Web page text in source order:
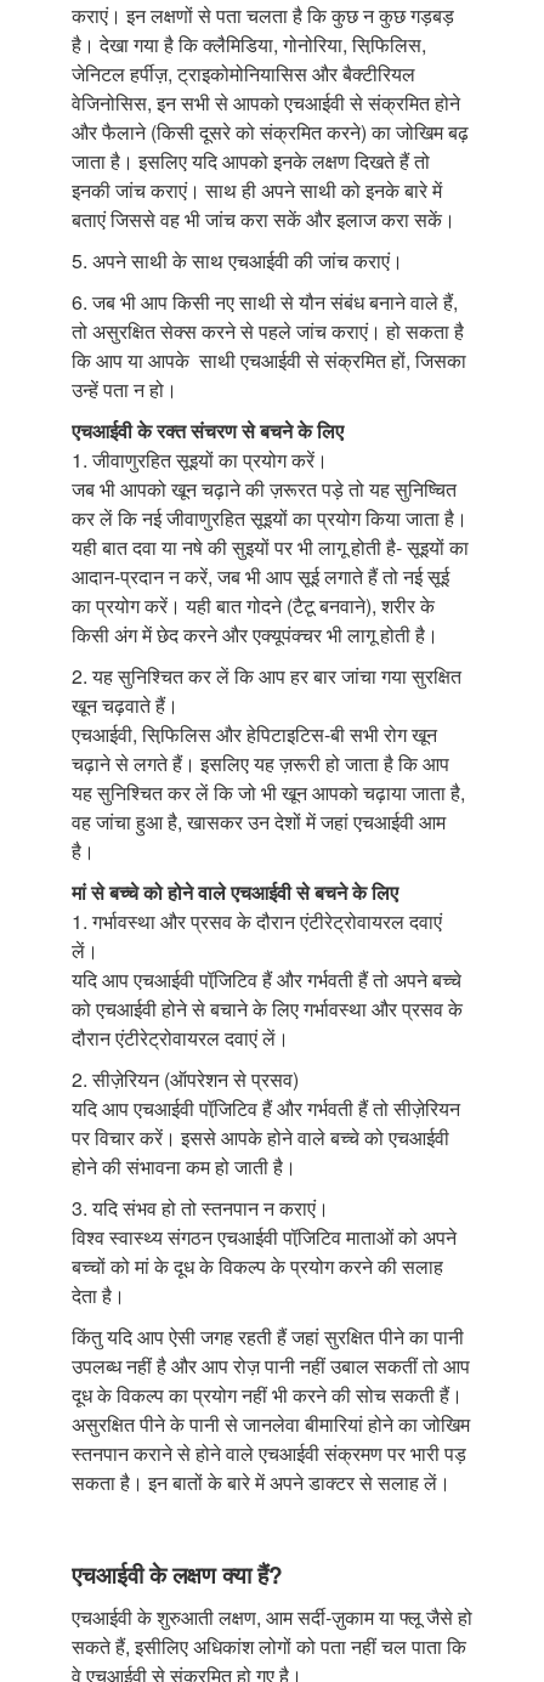
कराएं। इन लक्षणों से पता चलता है कि कुछ न कुछ गड़बड़
है। देखा गया है कि क्लैमिडिया, गोनोरिया, सिफि़लिस,
जेनिटल हर्पीज़, ट्राइकोमोनियासिस और बैक्टीरियल
वेजिनोसिस, इन सभी से आपको एचआईवी से संक्रमित होने
और फैलाने (किसी दूसरे को संक्रमित करने) का जोखिम बढ़
जाता है। इसलिए यदि आपको इनके लक्षण दिखते हैं तो
इनकी जांच कराएं। साथ ही अपने साथी को इनके बारे में
बताएं जिससे वह भी जांच करा सकें और इलाज करा सकें।
5. अपने साथी के साथ एचआईवी की जांच कराएं।
6. जब भी आप किसी नए साथी से यौन संबंध बनाने वाले हैं,
तो असुरक्षित सेक्स करने से पहले जांच कराएं। हो सकता है
कि आप या आपके साथी एचआईवी से संक्रमित हों, जिसका
उन्हें पता न हो।
एचआईवी के रक्त संचरण से बचने के लिए
1. जीवाणुरहित सूइयों का प्रयोग करें।
जब भी आपको खून चढ़ाने की ज़रूरत पड़े तो यह सुनिष्चित
कर लें कि नई जीवाणुरहित सूइयों का प्रयोग किया जाता है।
यही बात दवा या नषे की सुइयों पर भी लागू होती है- सूइयों का
आदान-प्रदान न करें, जब भी आप सूई लगाते हैं तो नई सूई
का प्रयोग करें। यही बात गोदने (टैटू बनवाने), शरीर के
किसी अंग में छेद करने और एक्यूपंक्चर भी लागू होती है।
2. यह सुनिश्चित कर लें कि आप हर बार जांचा गया सुरक्षित
खून चढ़वाते हैं।
एचआईवी, सिफि़लिस और हेपिटाइटिस-बी सभी रोग खून
चढ़ाने से लगते हैं। इसलिए यह ज़रूरी हो जाता है कि आप
यह सुनिश्चित कर लें कि जो भी खून आपको चढ़ाया जाता है,
वह जांचा हुआ है, खासकर उन देशों में जहां एचआईवी आम
है।
मां से बच्चे को होने वाले एचआईवी से बचने के लिए
1. गर्भावस्था और प्रसव के दौरान एंटीरेट्रोवायरल दवाएं
लें।
यदि आप एचआईवी पॉजि़टिव हैं और गर्भवती हैं तो अपने बच्चे
को एचआईवी होने से बचाने के लिए गर्भावस्था और प्रसव के
दौरान एंटीरेट्रोवायरल दवाएं लें।
2. सीज़ेरियन (ऑपरेशन से प्रसव)
यदि आप एचआईवी पॉजि़टिव हैं और गर्भवती हैं तो सीज़ेरियन
पर विचार करें। इससे आपके होने वाले बच्चे को एचआईवी
होने की संभावना कम हो जाती है।
3. यदि संभव हो तो स्तनपान न कराएं।
विश्व स्वास्थ्य संगठन एचआईवी पॉजि़टिव माताओं को अपने
बच्चों को मां के दूध के विकल्प के प्रयोग करने की सलाह
देता है।
किंतु यदि आप ऐसी जगह रहती हैं जहां सुरक्षित पीने का पानी
उपलब्ध नहीं है और आप रोज़ पानी नहीं उबाल सकतीं तो आप
दूध के विकल्प का प्रयोग नहीं भी करने की सोच सकती हैं।
असुरक्षित पीने के पानी से जानलेवा बीमारियां होने का जोखिम
स्तनपान कराने से होने वाले एचआईवी संक्रमण पर भारी पड़
सकता है। इन बातों के बारे में अपने डाक्टर से सलाह लें।
एचआईवी के लक्षण क्या हैं?
एचआईवी के शुरुआती लक्षण, आम सर्दी-ज़ुकाम या फ्लू जैसे हो
सकते हैं, इसीलिए अधिकांश लोगों को पता नहीं चल पाता कि
वे एचआईवी से संक्रमित हो गए है।